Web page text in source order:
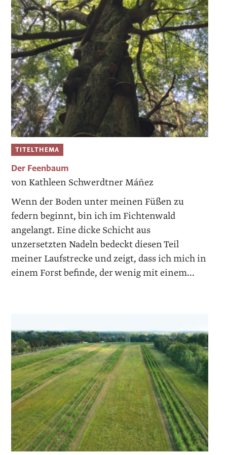
TITELTHEMA
Der Feenbaum
von Kathleen Schwerdtner Máñez
Wenn der Boden unter meinen Füßen zu
federn beginnt, bin ich im Fichtenwald
angelangt. Eine dicke Schicht aus
unzersetzten Nadeln bedeckt diesen Teil
meiner Laufstrecke und zeigt, dass ich mich in
einem Forst befinde, der wenig mit einem...